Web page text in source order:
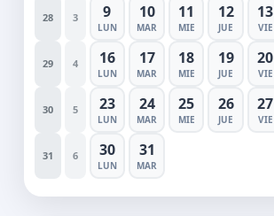
28 3 9
LUN
10
MAR
11
MIE
12
JUE
13
VIE
29 4 16
LUN
17
MAR
18
MIE
19
JUE
20
VIE
30 5 23
LUN
24
MAR
25
MIE
26
JUE
27
VIE
31 6 30
LUN
31
MAR